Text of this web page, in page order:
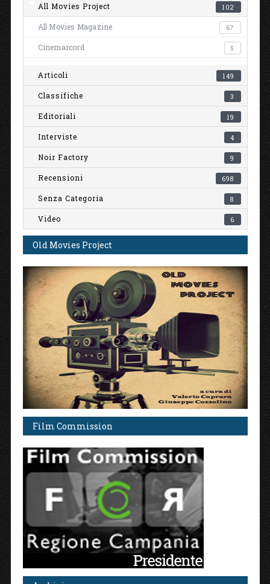
All Movies Project 102
All Movies Magazine 67
Cinemarcord 5
Articoli 149
Classifiche 3
Editoriali 19
Interviste 4
Noir Factory 9
Recensioni 698
Senza Categoria 8
Video 6
Old Movies Project
Film Commission